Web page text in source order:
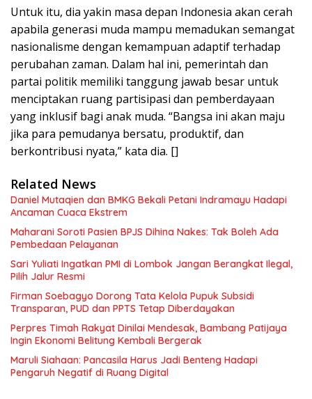
Untuk itu, dia yakin masa depan Indonesia akan cerah
apabila generasi muda mampu memadukan semangat
nasionalisme dengan kemampuan adaptif terhadap
perubahan zaman. Dalam hal ini, pemerintah dan
partai politik memiliki tanggung jawab besar untuk
menciptakan ruang partisipasi dan pemberdayaan
yang inklusif bagi anak muda. “Bangsa ini akan maju
jika para pemudanya bersatu, produktif, dan
berkontribusi nyata,” kata dia. []
Related News
Daniel Mutaqien dan BMKG Bekali Petani Indramayu Hadapi
Ancaman Cuaca Ekstrem
Maharani Soroti Pasien BPJS Dihina Nakes: Tak Boleh Ada
Pembedaan Pelayanan
Sari Yuliati Ingatkan PMI di Lombok Jangan Berangkat Ilegal,
Pilih Jalur Resmi
Firman Soebagyo Dorong Tata Kelola Pupuk Subsidi
Transparan, PUD dan PPTS Tetap Diberdayakan
Perpres Timah Rakyat Dinilai Mendesak, Bambang Patijaya
Ingin Ekonomi Belitung Kembali Bergerak
Maruli Siahaan: Pancasila Harus Jadi Benteng Hadapi
Pengaruh Negatif di Ruang Digital